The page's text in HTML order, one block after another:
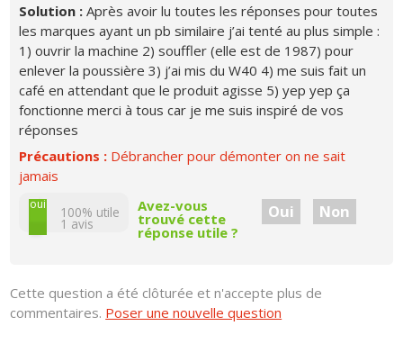
Solution :Après avoir lu toutes les réponses pour toutes
les marques ayant un pb similaire j’ai tenté au plus simple :
1) ouvrir la machine 2) souffler (elle est de 1987) pour
enlever la poussière 3) j’ai mis du W40 4) me suis fait un
café en attendant que le produit agisse 5) yep yep ça
fonctionne merci à tous car je me suis inspiré de vos
réponses
Précautions : Débrancher pour démonter on ne sait
jamais
non
oui 100% utile
1 avis
Avez-vous
trouvé cette
réponse utile ?
Oui Non
Cette question a été clôturée et n'accepte plus de
commentaires. Poser une nouvelle question